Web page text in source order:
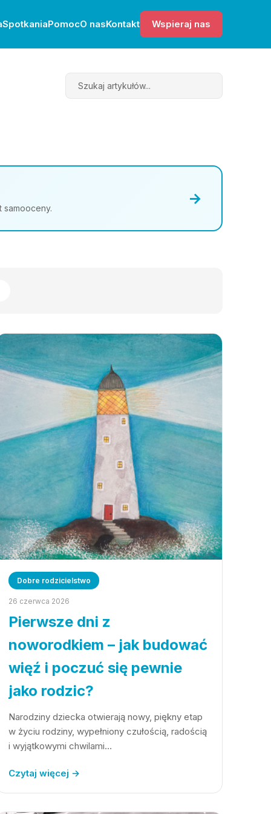
SpotkaniaPomocO nasKontakt Wspieraj nas
Search
samooceny.
→
Dobre rodzicielstwo
26 czerwca 2026
Pierwsze dni z
noworodkiem – jak budować
więź i poczuć się pewnie
jako rodzic?
Narodziny dziecka otwierają nowy, piękny etap
w życiu rodziny, wypełniony czułością, radością
i wyjątkowymi chwilami…
Czytaj więcej →